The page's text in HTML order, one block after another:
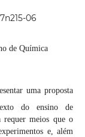
06
de Química
uma proposta
do ensino de
requer meios que o
e, além